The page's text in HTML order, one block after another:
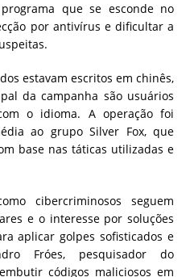
que se esconde no
por antivírus e dificultar a
estavam escritos em chinês,
da campanha são usuários
o idioma. A operação foi
ao grupo Silver Fox, que
base nas táticas utilizadas e
cibercriminosos seguem
e o interesse por soluções
aplicar golpes sofisticados e
Fróes, pesquisador do
códigos maliciosos em